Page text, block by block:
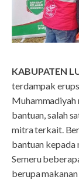
KABUPATEN
terdampak
Muhammadiyah
bantuan, salah
mitra terkait.
bantuan kepada
Semeru
berupa